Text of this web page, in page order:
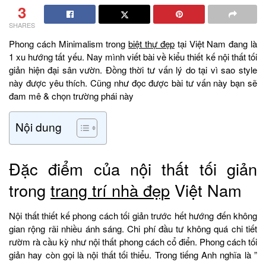
3
SHARES
Phong cách Minimalism trongbiệt thự đẹptại Việt Nam đang là
1 xu hướng tất yếu. Nay mình viết bài về kiểu thiết kế nội thất tối
giản hiện đại sân vườn. Đồng thời tư vấn lý do tại vì sao style
này được yêu thích. Cũng như đọc được bài tư vấn này bạn sẽ
đam mê & chọn trường phái này
Nội dung
Đặc điểm của nội thất tối giản
trong trang trí nhà đẹp Việt Nam
Nội thất thiết kế phong cách tối giản trước hết hướng đến không
gian rộng rãi nhiều ánh sáng. Chi phí đầu tư không quá chi tiết
rườm rà cầu kỳ như nội thất phong cách cổ điển. Phong cách tối
giản hay còn gọi là nội thất tối thiểu. Trong tiếng Anh nghĩa là ”